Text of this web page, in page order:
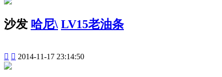
沙发 哈尼\ LV15老油条
  2014-11-17 23:14:50